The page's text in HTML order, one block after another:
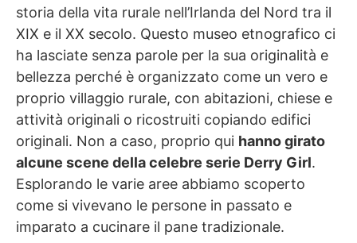
storia della vita rurale nell’Irlanda del Nord tra il
XIX e il XX secolo. Questo museo etnografico ci
ha lasciate senza parole per la sua originalità e
bellezza perché è organizzato come un vero e
proprio villaggio rurale, con abitazioni, chiese e
attività originali o ricostruiti copiando edifici
originali. Non a caso, proprio qui hanno girato
alcune scene della celebre serie Derry Girl.
Esplorando le varie aree abbiamo scoperto
come si vivevano le persone in passato e
imparato a cucinare il pane tradizionale.